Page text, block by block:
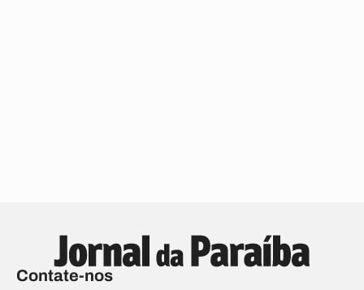
Contate-nos